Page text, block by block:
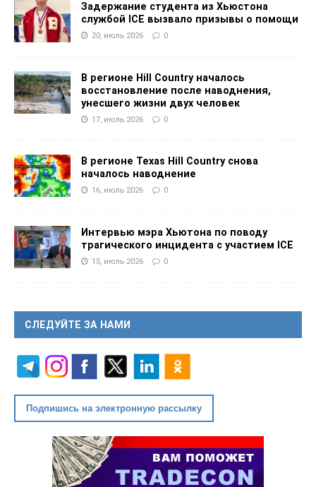
Задержание студента из Хьюстона
службой ICE вызвало призывы о помощи
20, июль 2026 0
В регионе Hill Country началось
восстановление после наводнения,
унесшего жизни двух человек
17, июль 2026 0
В регионе Texas Hill Country снова
началось наводнение
16, июль 2026 0
Интервью мэра Хьютона по поводу
трагического инцидента с участием ICE
15, июль 2026 0
СЛЕДУЙТЕ ЗА НАМИ
Подпишись на электронную рассылку